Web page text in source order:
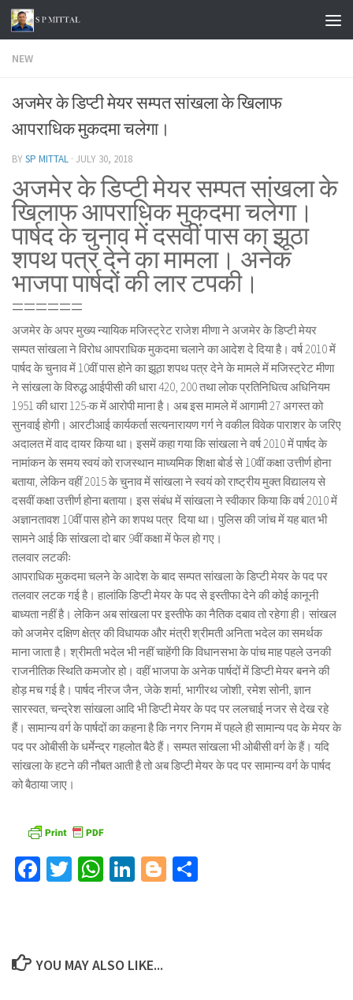
Skip to content
NEW
अजमेर के डिप्टी मेयर सम्पत सांखला के खिलाफ
आपराधिक मुकदमा चलेगा।
BYSP MITTAL · JULY 30, 2018
अजमेर के डिप्टी मेयर सम्पत सांखला के
खिलाफ आपराधिक मुकदमा चलेगा।
पार्षद के चुनाव में दसवीं पास का झूठा
शपथ पत्र देने का मामला। अनेक
भाजपा पार्षदों की लार टपकी।
======
अजमेर के अपर मुख्य न्यायिक मजिस्ट्रेट राजेश मीणा ने अजमेर के डिप्टी मेयर
सम्पत सांखला ने विरोध आपराधिक मुकदमा चलाने का आदेश दे दिया है। वर्ष 2010 में
पार्षद के चुनाव में 10वीं पास होने का झूठा शपथ पत्र देने के मामले में मजिस्ट्रेट मीणा
ने सांखला के विरुद्ध आईपीसी की धारा 420, 200 तथा लोक प्रतिनिधित्व अधिनियम
1951 की धारा 125-क में आरोपी माना है। अब इस मामले में आगामी 27 अगस्त को
सुनवाई होगी। आरटीआई कार्यकर्ता सत्यनारायण गर्ग ने वकील विवेक पाराशर के जरिए
अदालत में वाद दायर किया था। इसमें कहा गया कि सांखला ने वर्ष 2010 में पार्षद के
नामांकन के समय स्वयं को राजस्थान माध्यमिक शिक्षा बोर्ड से 10वीं कक्षा उत्तीर्ण होना
बताया, लेकिन वहीं 2015 के चुनाव में सांखला ने स्वयं को राष्ट्रीय मुक्त विद्यालय से
दसवीं कक्षा उत्तीर्ण होना बताया। इस संबंध में सांखला ने स्वीकार किया कि वर्ष 2010 में
अज्ञानतावश 10वीं पास होने का शपथ पत्र दिया था। पुलिस की जांच में यह बात भी
सामने आई कि सांखला दो बार 9वीं कक्षा में फेल हो गए।
तलवार लटकीः
आपराधिक मुकदमा चलने के आदेश के बाद सम्पत सांखला के डिप्टी मेयर के पद पर
तलवार लटक गई है। हालांकि डिप्टी मेयर के पद से इस्तीफा देने की कोई कानूनी
बाध्यता नहीं है। लेकिन अब सांखला पर इस्तीफे का नैतिक दबाव तो रहेगा ही। सांखल
को अजमेर दक्षिण क्षेत्र की विधायक और मंत्री श्रीमती अनिता भदेल का समर्थक
माना जाता है। श्रीमती भदेल भी नहीं चाहेंगी कि विधानसभा के पांच माह पहले उनकी
राजनीतिक स्थिति कमजोर हो। वहीं भाजपा के अनेक पार्षदों में डिप्टी मेयर बनने की
होड़ मच गई है। पार्षद नीरज जैन, जेके शर्मा, भागीरथ जोशी, रमेश सोनी, ज्ञान
सारस्वत, चन्द्रेश सांखला आदि भी डिप्टी मेयर के पद पर ललचाई नजर से देख रहे
हैं। सामान्य वर्ग के पार्षदों का कहना है कि नगर निगम में पहले ही सामान्य पद के मेयर के
पद पर ओबीसी के धर्मेन्द्र गहलोत बैठे हैं। सम्पत सांखला भी ओबीसी वर्ग के हैं। यदि
सांखला के हटने की नौबत आती है तो अब डिप्टी मेयर के पद पर सामान्य वर्ग के पार्षद
को बैठाया जाए।
Facebook
TwitterWhatsApp
LinkedIn
Blogger
YOU MAY ALSO LIKE...